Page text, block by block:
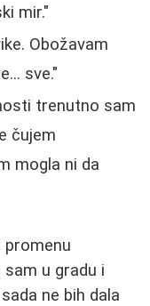
mir."
Obožavam
sve."
trenutno sam
čujem
mogla ni da
promenu
u gradu i
ne bih dala